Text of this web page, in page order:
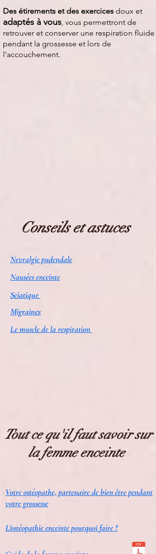
Des étirements et des exercices doux et
adaptés à vous, vous permettront de
retrouver et conserver une respiration fluide
pendant la grossesse et lors de
l'accouchement.
Conseils et astuces
Nevralgie pudendale
Nausées enceinte
Sciatique
Migraines
Le muscle de la respiration
Tout cequ'ilfaut savoir sur
la femme enceinte
Votre ostéopathe, partenaire de bien être pendant
votre grossesse
L'ostéopathie enceinte pourquoi faire ?